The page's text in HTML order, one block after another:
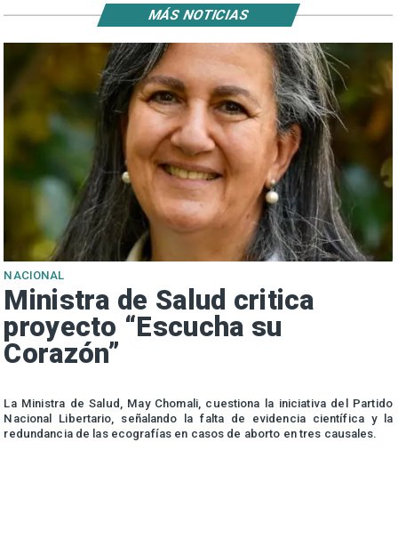
NACIONAL
Ministra de Salud critica
proyecto “Escucha su
Corazón”
La Ministra de Salud, May Chomali, cuestiona la iniciativa del Partido
Nacional Libertario, señalando la falta de evidencia científica y la
redundancia de las ecografías en casos de aborto en tres causales.
MÁS NOTICIAS